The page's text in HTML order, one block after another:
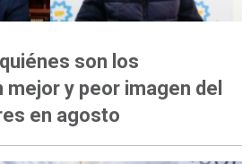
son los
y peor imagen del
en agosto